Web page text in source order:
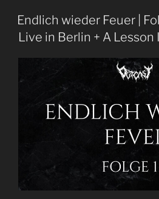
Endlich wieder Feuer |
Live in Berlin + A Lesson